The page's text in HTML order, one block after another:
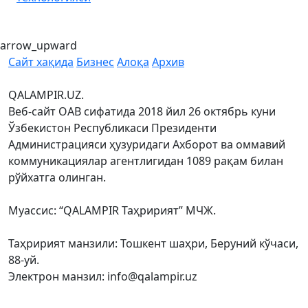
arrow_upward
Сайт хақида Бизнес Алоқа Архив
QALAMPIR.UZ.
Веб-сайт ОАВ сифатида 2018 йил 26 октябрь куни
Ўзбекистон Республикаси Президенти
Администрацияси ҳузуридаги Ахборот ва оммавий
коммуникациялар агентлигидан 1089 рақам билан
рўйхатга олинган.
Муассис: “QALAMPIR Таҳририят” МЧЖ.
Таҳририят манзили: Тошкент шаҳри, Беруний кўчаси,
88-уй.
Электрон манзил: info@qalampir.uz